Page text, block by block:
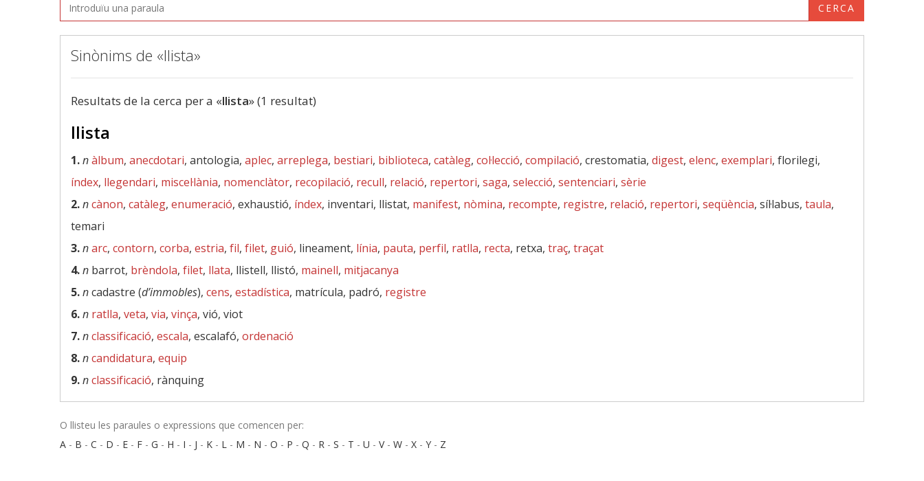
CERCA
Sinònims de «llista»
Resultats de la cerca per a «llista» (1 resultat)
llista
1.nàlbum, anecdotari, antologia, aplec, arreplega, bestiari, biblioteca, catàleg, col·lecció, compilació, crestomatia, digest, elenc, exemplari, florilegi,
índex, llegendari, miscel·lània, nomenclàtor, recopilació, recull, relació, repertori, saga, selecció, sentenciari, sèrie
2.ncànon, catàleg, enumeració, exhaustió, índex, inventari, llistat, manifest, nòmina, recompte, registre, relació, repertori, seqüència, síl·labus, taula,
temari
3.narc, contorn, corba, estria, fil, filet, guió, lineament, línia, pauta, perfil, ratlla, recta, retxa, traç, traçat
4.n barrot, brèndola, filet, llata, llistell, llistó, mainell, mitjacanya
5.ncadastre (d’immobles), cens, estadística, matrícula, padró, registre
6.n ratlla, veta, via, vinça, vió, viot
7.nclassificació, escala, escalafó, ordenació
8.ncandidatura, equip
9.nclassificació, rànquing
O llisteu les paraules o expressions que comencen per:
A - B - C - D - E - F - G - H - I - J - K - L - M - N - O - P - Q - R - S - T - U - V- W - X - Y - Z